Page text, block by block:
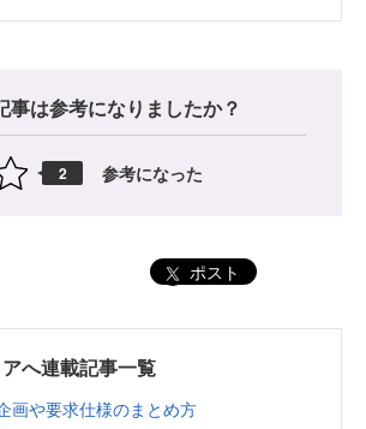
事は参考になりましたか？
2 参考になった
ポスト
へ連載記事一覧
画や要求仕様のまとめ方